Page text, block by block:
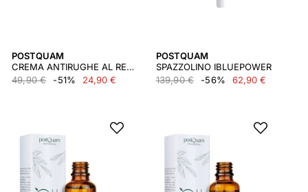
POSTQUAM
CREMA ANTIRUGHE AL RETINOLO C 50 ML.
49,90 €
-51% 24,90 €
POSTQUAM
SPAZZOLINO IBLUEPOWER
139,90 €
-56% 62,90 €